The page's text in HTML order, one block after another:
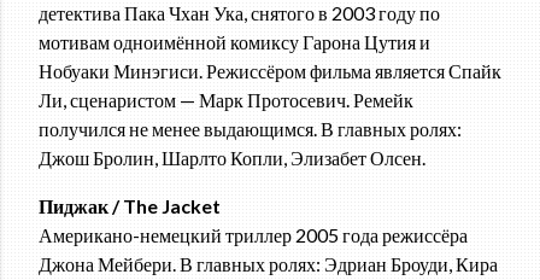
детектива Пака Чхан Ука, снятого в 2003 году по
мотивам одноимённой комиксу Гарона Цутия и
Нобуаки Минэгиси. Режиссёром фильма является Спайк
Ли, сценаристом — Марк Протосевич. Ремейк
получился не менее выдающимся. В главных ролях:
Джош Бролин, Шарлто Копли, Элизабет Олсен.
Пиджак / The Jacket
Американо-немецкий триллер 2005 года режиссёра
Джона Мейбери. В главных ролях: Эдриан Броуди, Кира